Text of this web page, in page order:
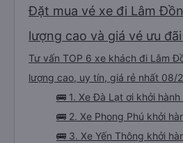
Đặt mua vé xe đi Lâm
lượng cao và giá vé ưu
Tư vấn TOP 6 xe khách đi Lâm
lượng cao, uy tín, giá rẻ nhất 08/
🚌 1. Xe Đà Lạt ơi khởi hành
🚌 2. Xe Phong Phú khởi
🚌 3. Xe Yến Thông khởi